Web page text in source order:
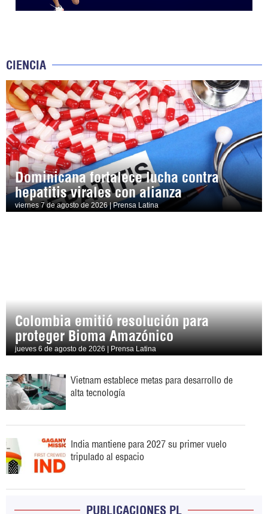
CIENCIA
Dominicana fortalece lucha contra
hepatitis virales con alianza
viernes 7 de agosto de 2026 | Prensa Latina
Colombia emitió resolución para
proteger Bioma Amazónico
jueves 6 de agosto de 2026 | Prensa Latina
Vietnam establece metas para desarrollo de
alta tecnología
India mantiene para 2027 su primer vuelo
tripulado al espacio
PUBLICACIONES PL